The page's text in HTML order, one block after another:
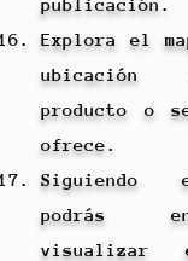
publicación.
Explora el
ubicación
producto o
ofrece.
Siguiendo
podrás
visualizar